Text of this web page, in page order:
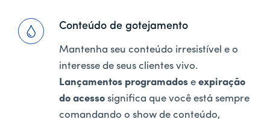
Conteúdo de gotejamento
Mantenha seu conteúdo irresistível e o
interesse de seus clientes vivo.
Lançamentos programados e expiração
do acesso significa que você está sempre
comandando o show de conteúdo,